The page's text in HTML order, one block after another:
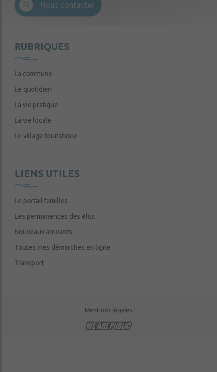
Nous contacter
RUBRIQUES
La commune
Le quotidien
La vie pratique
La vie locale
Le village touristique
LIENS UTILES
Le portail familles
Les permanences des élus
Nouveaux arrivants
Toutes mes démarches en ligne
Transport
Mentions légales